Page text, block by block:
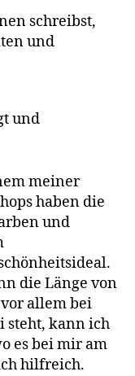
schreibst,
und
und
meiner
haben die
und
die Länge von
allem bei
steht, kann ich
es bei mir am
hilfreich.